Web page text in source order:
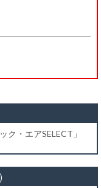
ク・エアSELECT」